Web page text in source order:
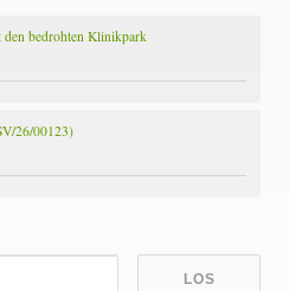
den bedrohten Klinikpark
26/00123)